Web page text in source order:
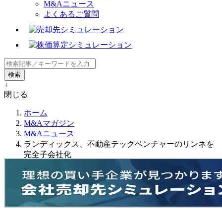
M&Aニュース
よくあるご質問
+
閉じる
ホーム
M&Aマガジン
M&Aニュース
ランディックス、不動産テックベンチャーのリンネを
完全子会社化